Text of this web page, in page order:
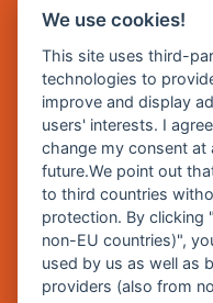
E Mail:
Zentrale
So
Inhalte
We use cookies!
This site uses third-
technologies to
improve and display
users' interests. I
change my consent
future.We point out
to third countries
protection. By clicking
non-EU countries)",
used by us as well as
providers (also from